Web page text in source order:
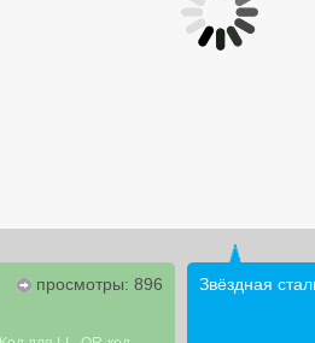
просмотры: 896 Звёздная